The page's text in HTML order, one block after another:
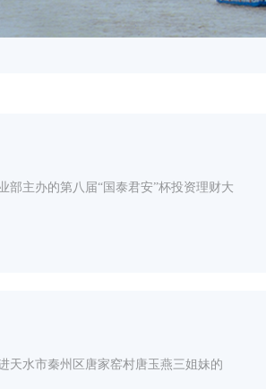
主办的第八届“国泰君安”杯投资理财大
水市秦州区唐家窑村唐玉燕三姐妹的